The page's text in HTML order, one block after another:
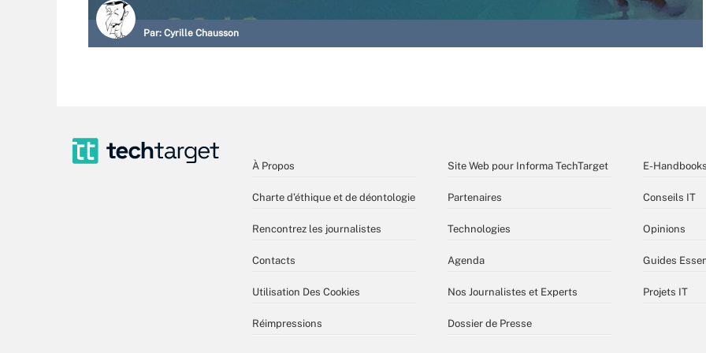
Par: Cyrille Chausson
À Propos
Charte d’éthique et de déontologie
Rencontrez les journalistes
Contacts
Utilisation Des Cookies
Réimpressions
Site Web pour Informa TechTarget
Partenaires
Technologies
Agenda
Nos Journalistes et Experts
Dossier de Presse
E-Handbooks
Conseils IT
Opinions
Guides
Projets IT